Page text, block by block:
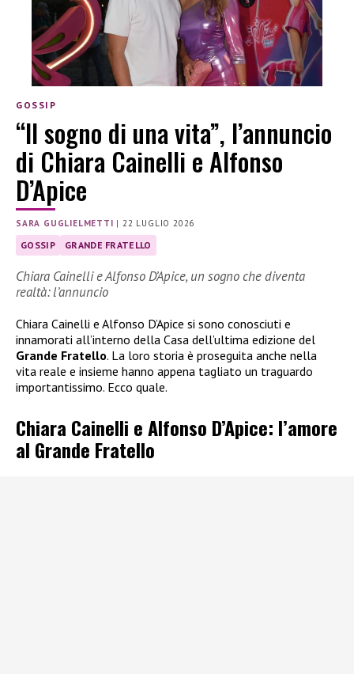
GOSSIP
“Il sogno di una vita”, l’annuncio
di Chiara Cainelli e Alfonso
D’Apice
SARA GUGLIELMETTI | 22 LUGLIO 2026
GOSSIP GRANDE FRATELLO
Chiara Cainelli e Alfonso D’Apice, un sogno che diventa
realtà: l’annuncio
Chiara Cainelli e Alfonso D’Apice si sono conosciuti e
innamorati all’interno della Casa dell’ultima edizione del
Grande Fratello. La loro storia è proseguita anche nella
vita reale e insieme hanno appena tagliato un traguardo
importantissimo. Ecco quale.
Chiara Cainelli e Alfonso D’Apice: l’amore
al Grande Fratello